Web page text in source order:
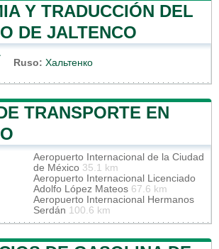
Y TRADUCCIÓN DEL
DE JALTENCO
Ruso: Хальтенко
TRANSPORTE EN
Aeropuerto Internacional de la Ciudad
de México 35.1 km
Aeropuerto Internacional Licenciado
Adolfo López Mateos 67.6 km
Aeropuerto Internacional Hermanos
Serdán 100.6 km